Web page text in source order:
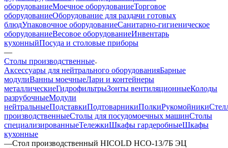
оборудованиеМоечное оборудованиеТорговое
оборудованиеОборудование для раздачи готовых
блюдУпаковочное оборудованиеСанитарно-гигиеническое
оборудованиеВесовое оборудованиеИнвентарь
кухонныйПосуда и столовые приборы
—
Столы производственные
Аксессуары для нейтрального оборудованияБарные
модулиВанны моечныеЛари и контейнеры
металлическиеГидрофильтрыЗонты вентиляционныеКолоды
разрубочныеМодули
нейтральныеПодставкиПодтоварникиПолкиРукомойники
производственныеСтолы для посудомоечных машинСтолы
специализированныеТележкиШкафы гардеробныеШкафы
кухонные
—Стол производственный HICOLD НСО-13/7Б ЭЦ